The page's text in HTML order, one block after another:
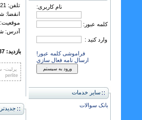
نام کاربری:
کلمه عبور:
وارد کنید :
فراموشی کلمه عبور!
ارسال نامه فعال سازی
سایر خدمات
بانک سوالات
تلفن: 021-88385541
انقضا: شنبه ,17
موقعیت:
آدرس:
بازدید: 637 بار
پرلیت-
perlite